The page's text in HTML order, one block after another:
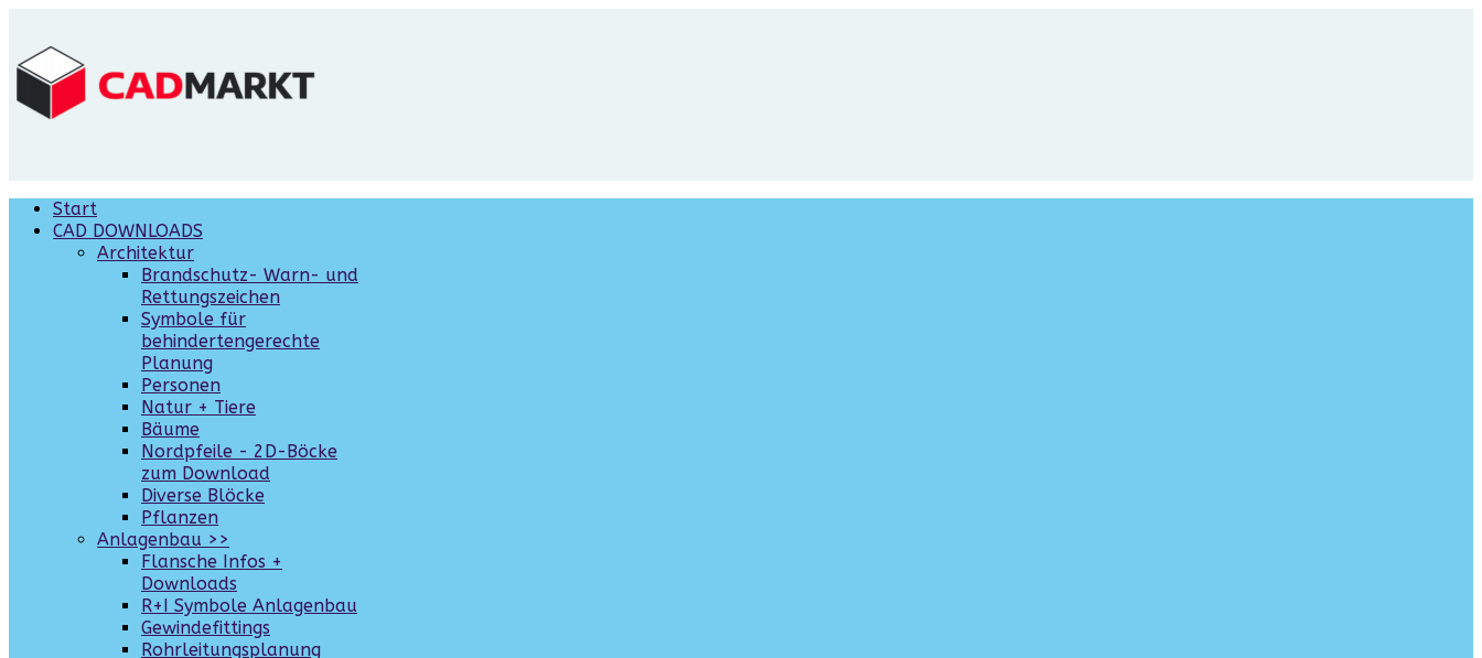
Start
CAD DOWNLOADS
Architektur
Brandschutz- Warn- und
Rettungszeichen
Symbole für
behindertengerechte
Planung
Personen
Natur + Tiere
Bäume
Nordpfeile - 2D-Böcke
zum Download
Diverse Blöcke
Pflanzen
Anlagenbau >>
Flansche Infos +
Downloads
R+I Symbole Anlagenbau
Gewindefittings
Rohrleitungsplanung